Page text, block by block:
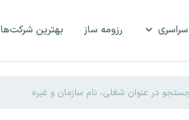
رزومه ساز بهترین شرکت‌ها